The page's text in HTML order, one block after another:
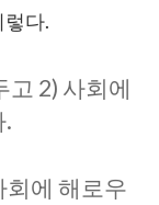
렇다.
고 2) 사회에
.
회에 해로우